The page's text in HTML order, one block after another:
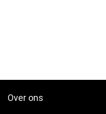
Over ons